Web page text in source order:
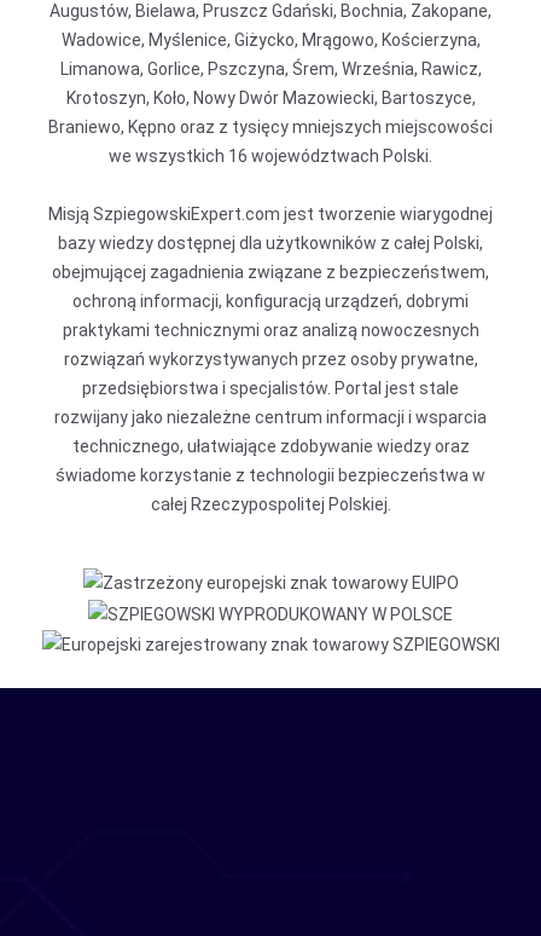
Augustów, Bielawa, Pruszcz Gdański, Bochnia, Zakopane,
Wadowice, Myślenice, Giżycko, Mrągowo, Kościerzyna,
Limanowa, Gorlice, Pszczyna, Śrem, Września, Rawicz,
Krotoszyn, Koło, Nowy Dwór Mazowiecki, Bartoszyce,
Braniewo, Kępno oraz z tysięcy mniejszych miejscowości
we wszystkich 16 województwach Polski.
Misją SzpiegowskiExpert.com jest tworzenie wiarygodnej
bazy wiedzy dostępnej dla użytkowników z całej Polski,
obejmującej zagadnienia związane z bezpieczeństwem,
ochroną informacji, konfiguracją urządzeń, dobrymi
praktykami technicznymi oraz analizą nowoczesnych
rozwiązań wykorzystywanych przez osoby prywatne,
przedsiębiorstwa i specjalistów. Portal jest stale
rozwijany jako niezależne centrum informacji i wsparcia
technicznego, ułatwiające zdobywanie wiedzy oraz
świadome korzystanie z technologii bezpieczeństwa w
całej Rzeczypospolitej Polskiej.